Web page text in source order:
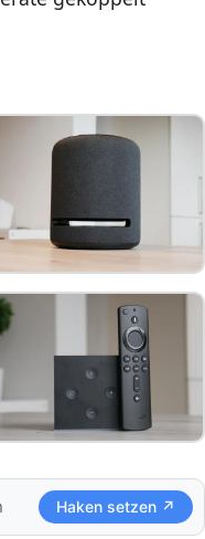
Haken setzen ↗